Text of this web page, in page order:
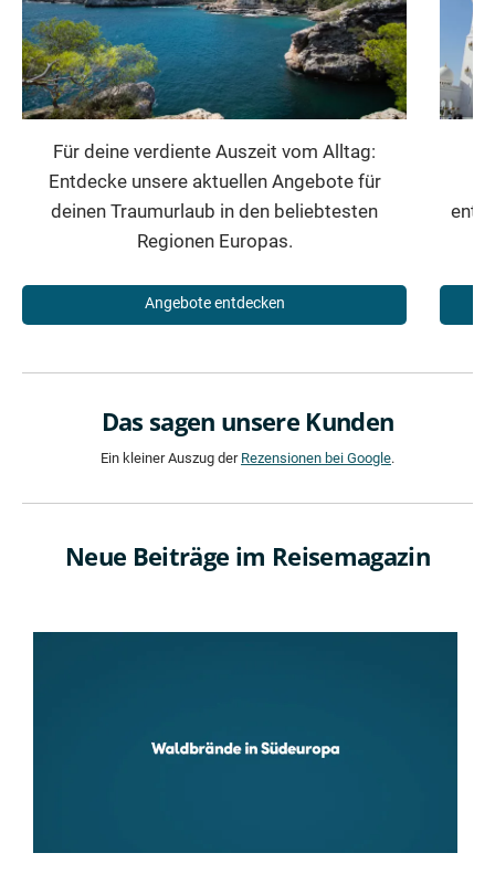
Für deine verdiente Auszeit vom Alltag:
Entdecke unsere aktuellen Angebote für
deinen Traumurlaub in den beliebtesten
Regionen Europas.
Angebote entdecken
Das sagen unsere Kunden
Ein kleiner Auszug der Rezensionen bei Google.
Neue Beiträge im Reisemagazin